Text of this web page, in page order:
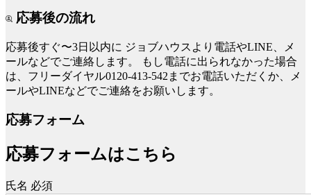
応募後の流れ
応募後すぐ〜3日以内に ジョブハウスより電話やLINE、メ
ールなどでご連絡します。
もし電話に出られなかった場合
は、フリーダイヤル0120-413-542までお電話いただくか、メ
ールやLINEなどでご連絡をお願いします。
応募フォーム
応募フォームはこちら
氏名 必須